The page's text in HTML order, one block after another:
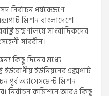
নির্বাচন পর্যবেক্ষণে
মিশন বাংলাদেশে
মন্ত্রণালয়ে সাংবাদিকদের
সাবরীন।
কিছু দিনের মধ্যে
ইউরোপীয় ইউনিয়নের এক্সপার্ট
পূর্ব অ্যাসেসমেন্ট মিশন
নির্বাচন কমিশনে আরও কিছু